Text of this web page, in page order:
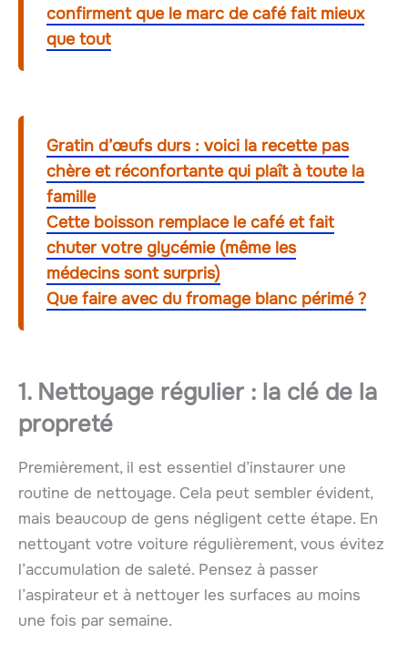
confirment que le marc de café fait mieux
que tout
Gratin d’œufs durs : voici la recette pas
chère et réconfortante qui plaît à toute la
famille
Cette boisson remplace le café et fait
chuter votre glycémie (même les
médecins sont surpris)
Que faire avec du fromage blanc périmé ?
1. Nettoyage régulier : la clé de la
propreté
Premièrement, il est essentiel d’instaurer une
routine de nettoyage. Cela peut sembler évident,
mais beaucoup de gens négligent cette étape. En
nettoyant votre voiture régulièrement, vous évitez
l’accumulation de saleté. Pensez à passer
l’aspirateur et à nettoyer les surfaces au moins
une fois par semaine.